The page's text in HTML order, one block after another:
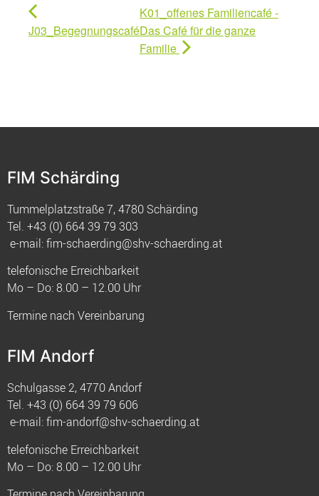
J03_Begegnungscafé
K01_offenes Familiencafé -
Das Café für die ganze
Familie
FIM Schärding
Tummelplatzstraße 7, 4780 Schärding
Tel. +43 (0) 664 39 79 303
e-mail:fim-schaerding@shv-schaerding.at
telefonische Erreichbarkeit
Mo – Do: 8.00 – 12.00 Uhr
Termine nach Vereinbarung
FIM Andorf
Schulgasse 2, 4770 Andorf
Tel. +43 (0) 664 39 79 606
e-mail:fim-andorf@shv-schaerding.at
telefonische Erreichbarkeit
Mo – Do: 8.00 – 12.00 Uhr